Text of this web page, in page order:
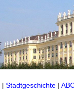
| Stadtgeschichte|